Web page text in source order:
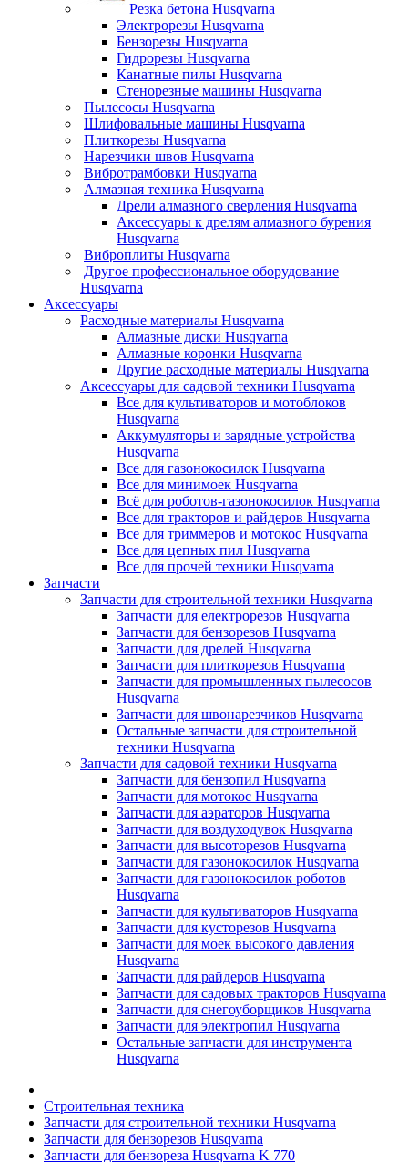
Резка бетона Husqvarna
Электрорезы Husqvarna
Бензорезы Husqvarna
Гидрорезы Husqvarna
Канатные пилы Husqvarna
Стенорезные машины Husqvarna
Пылесосы Husqvarna
Шлифовальные машины Husqvarna
Плиткорезы Husqvarna
Нарезчики швов Husqvarna
Вибротрамбовки Husqvarna
Алмазная техника Husqvarna
Дрели алмазного сверления Husqvarna
Аксессуары к дрелям алмазного бурения
Husqvarna
Виброплиты Husqvarna
Другое профессиональное оборудование
Husqvarna
Аксессуары
Расходные материалы Husqvarna
Алмазные диски Husqvarna
Алмазные коронки Husqvarna
Другие расходные материалы Husqvarna
Аксессуары для садовой техники Husqvarna
Все для культиваторов и мотоблоков
Husqvarna
Аккумуляторы и зарядные устройства
Husqvarna
Все для газонокосилок Husqvarna
Все для минимоек Husqvarna
Всё для роботов-газонокосилок Husqvarna
Все для тракторов и райдеров Husqvarna
Все для триммеров и мотокос Husqvarna
Все для цепных пил Husqvarna
Все для прочей техники Husqvarna
Запчасти
Запчасти для строительной техники Husqvarna
Запчасти для електрорезов Husqvarna
Запчасти для бензорезов Husqvarna
Запчасти для дрелей Husqvarna
Запчасти для плиткорезов Husqvarna
Запчасти для промышленных пылесосов
Husqvarna
Запчасти для швонарезчиков Husqvarna
Остальные запчасти для строительной
техники Husqvarna
Запчасти для садовой техники Husqvarna
Запчасти для бензопил Husqvarna
Запчасти для мотокос Husqvarna
Запчасти для аэраторов Husqvarna
Запчасти для воздуходувок Husqvarna
Запчасти для высоторезов Husqvarna
Запчасти для газонокосилок Husqvarna
Запчасти для газонокосилок роботов
Husqvarna
Запчасти для культиваторов Husqvarna
Запчасти для кусторезов Husqvarna
Запчасти для моек высокого давления
Husqvarna
Запчасти для райдеров Husqvarna
Запчасти для садовых тракторов Husqvarna
Запчасти для снегоуборщиков Husqvarna
Запчасти для электропил Husqvarna
Остальные запчасти для инструмента
Husqvarna
Строительная техника
Запчасти для строительной техники Husqvarna
Запчасти для бензорезов Husqvarna
Запчасти для бензореза Husqvarna K 770